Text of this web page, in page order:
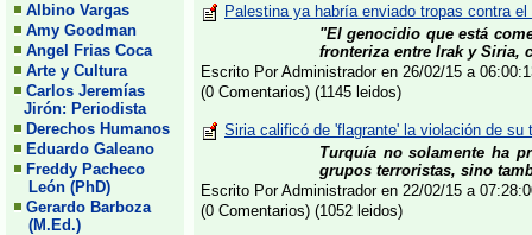
Albino Vargas
Amy Goodman
Angel Frias Coca
Arte y Cultura
Carlos Jeremías
Jirón: Periodista
Derechos Humanos
Eduardo Galeano
Freddy Pacheco
León (PhD)
Gerardo Barboza
(M.Ed.)
Palestina ya habría enviado tropas contra
"El genocidio que está
fronteriza entre Irak y Siria,
Escrito Por Administrador en 26/02/15 a
(0 Comentarios) (1145 leidos)
Siria calificó de 'flagrante' la violación de su
Turquía no solamente ha
grupos terroristas, sino
Escrito Por Administrador en 22/02/15 a
(0 Comentarios) (1052 leidos)